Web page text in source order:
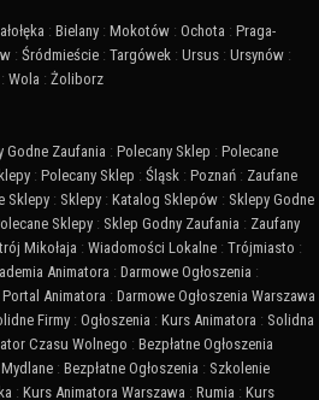
: Bielany : Mokotów : Ochota : Praga-
: Śródmieście : Targówek : Ursus : Ursynów :
: Wola : Żoliborz
Godne Zaufania : Polecany Sklep : Polecane
: Polecany Sklep : Śląsk : Poznań : Zaufane
Sklepy : Sklepy : Katalog Sklepów : Sklepy Godne
Sklepy : Sklep Godny Zaufania : Zaufany
Mikołaja : Wiadomości Lokalne : Trójmiasto :
Animatora : Darmowe Ogłoszenia :
Portal Animatora : Darmowe Ogłoszenia Warszawa
Firmy : Ogłoszenia : Kurs Animatora : Solidna
Czasu Wolnego : Bezpłatne Ogłoszenia
: Bezpłatne Ogłoszenia : Szkolenie
: Kurs Animatora Warszawa : Rumia : Kurs